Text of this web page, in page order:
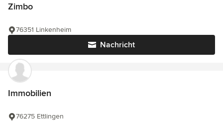
Zimbo
Nachricht
76351 Linkenheim
Immobilien
76275 Ettlingen